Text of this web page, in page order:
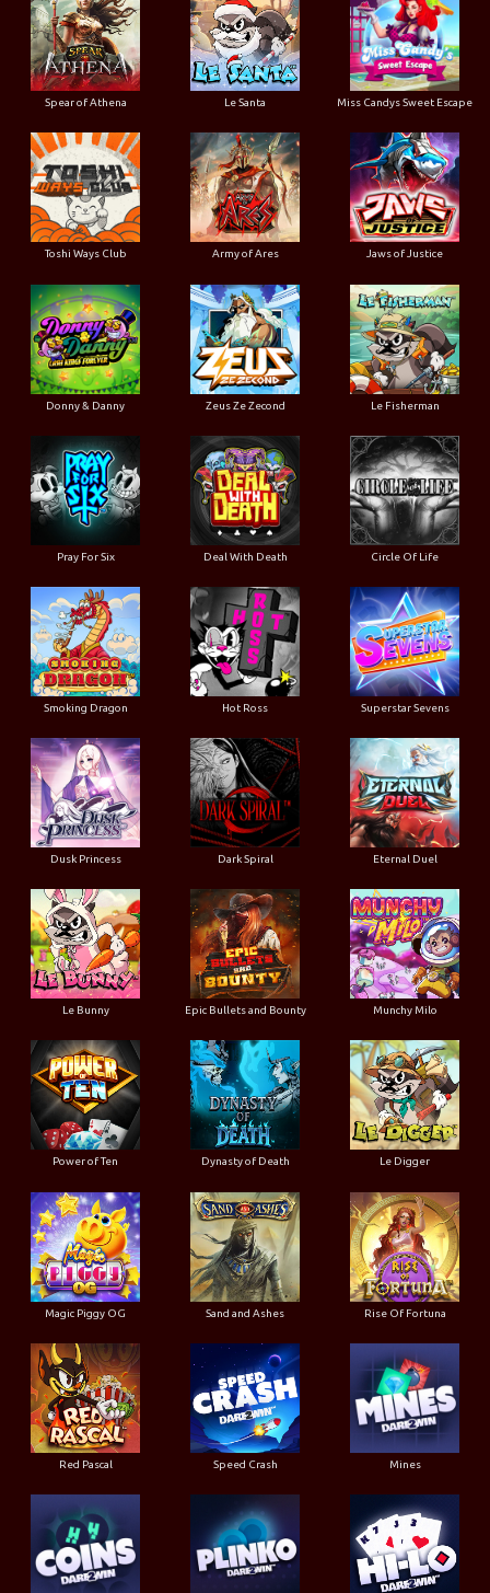
Spear of Athena Le Santa Miss Candys Sweet Escape
Toshi Ways Club Army of Ares Jaws of Justice
Donny & Danny Zeus Ze Zecond Le Fisherman
Pray For Six Deal With Death Circle Of Life
Smoking Dragon Hot Ross Superstar Sevens
Dusk Princess Dark Spiral Eternal Duel
Le Bunny Epic Bullets and Bounty Munchy Milo
Power of Ten Dynasty of Death Le Digger
Magic Piggy OG Sand and Ashes Rise Of Fortuna
Red Pascal Speed Crash Mines